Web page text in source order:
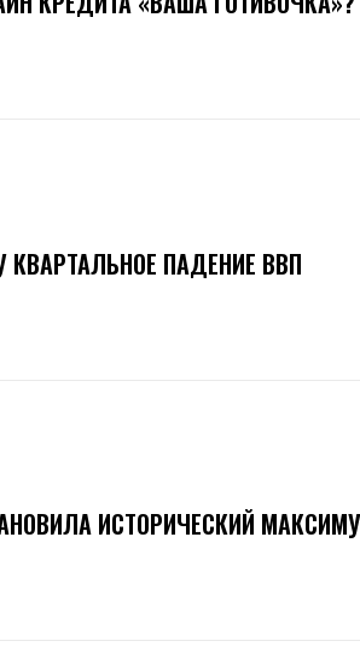
ПАДЕНИЕ ВВП
ИСТОРИЧЕСКИЙ